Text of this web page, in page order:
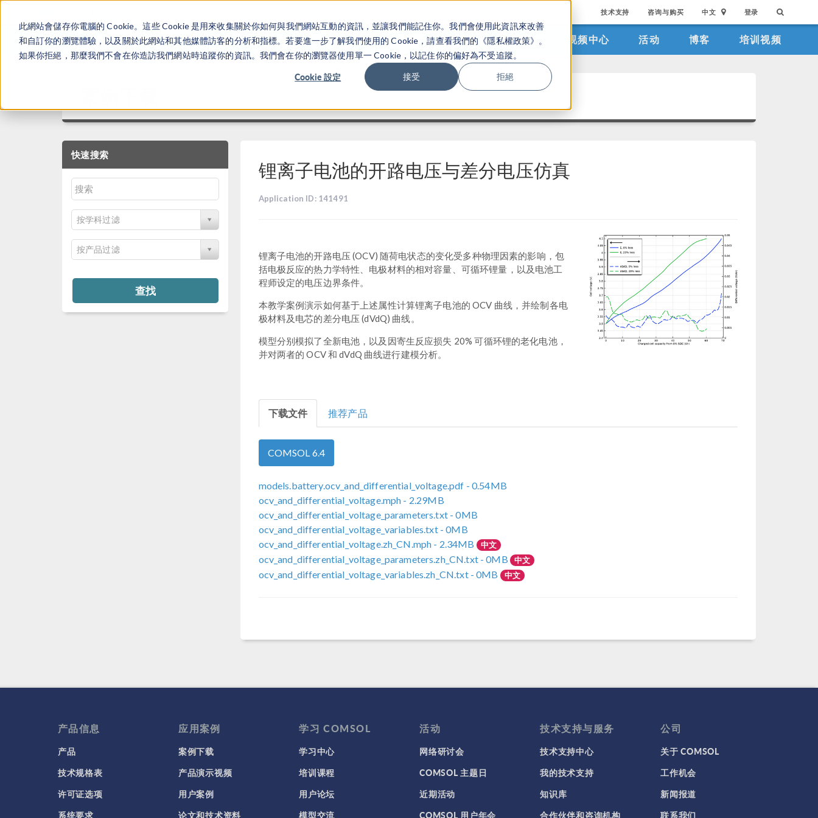
此網站會儲存你電腦的 Cookie。這些 Cookie 是用來收集關於你如何與我們網站互動的資訊，並讓我們能記住你。我們會使用此資訊來改善
和自訂你的瀏覽體驗，以及關於此網站和其他媒體訪客的分析和指標。若要進一步了解我們使用的 Cookie，請查看我們的《隱私權政策》。
如果你拒絕，那麼我們不會在你造訪我們網站時追蹤你的資訊。我們會在你的瀏覽器使用單一 Cookie，以記住你的偏好為不受追蹤。
Cookie 設定 接受 拒絕
技术支持 咨询与购买 中文 登录
产品 行业应用 视频中心 活动 博客 培训视频
快速搜索
按学科过滤
按产品过滤
查找
锂离子电池的开路电压与差分电压仿真
Application ID: 141491
锂离子电池的开路电压 (OCV) 随荷电状态的变化受多种物理因素的影响，包
括电极反应的热力学特性、电极材料的相对容量、可循环锂量，以及电池工
程师设定的电压边界条件。
本教学案例演示如何基于上述属性计算锂离子电池的 OCV 曲线，并绘制各电
极材料及电芯的差分电压 (dVdQ) 曲线。
模型分别模拟了全新电池，以及因寄生反应损失 20% 可循环锂的老化电池，
并对两者的 OCV 和 dVdQ 曲线进行建模分析。
下载文件 推荐产品
COMSOL 6.4
models.battery.ocv_and_differential_voltage.pdf - 0.54MB
ocv_and_differential_voltage.mph - 2.29MB
ocv_and_differential_voltage_parameters.txt- 0MB
ocv_and_differential_voltage_variables.txt- 0MB
ocv_and_differential_voltage.zh_CN.mph - 2.34MB 中文
ocv_and_differential_voltage_parameters.zh_CN.txt- 0MB 中文
ocv_and_differential_voltage_variables.zh_CN.txt- 0MB 中文
产品信息
产品
技术规格表
许可证选项
系统要求
应用案例
案例下载
产品演示视频
用户案例
论文和技术资料
学习 COMSOL
学习中心
培训课程
用户论坛
模型交流
活动
网络研讨会
COMSOL 主题日
近期活动
COMSOL 用户年会
技术支持与服务
技术支持中心
我的技术支持
知识库
合作伙伴和咨询机构
公司
关于 COMSOL
工作机会
新闻报道
联系我们